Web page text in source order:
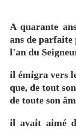
A quarante
ans de parfaite
l'an du
il émigra vers
que, de tout
de toute son
il avait aimé